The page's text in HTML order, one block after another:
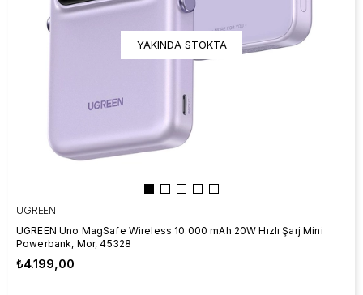
YAKINDA STOKTA
UGREEN
UGREEN Uno MagSafe Wireless 10.000 mAh 20W Hızlı Şarj Mini
Powerbank, Mor, 45328
₺4.199,00